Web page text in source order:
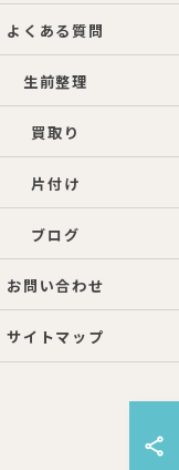
よくある質問
生前整理
買取り
片付け
ブログ
お問い合わせ
サイトマップ